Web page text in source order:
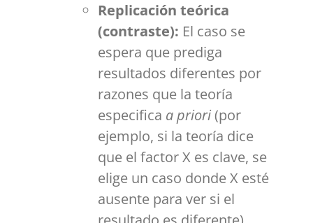
Replicación teórica
(contraste): El caso se
espera que prediga
resultados diferentes por
razones que la teoría
especifica a priori(por
ejemplo, si la teoría dice
que el factor X es clave, se
elige un caso donde X esté
ausente para ver si el